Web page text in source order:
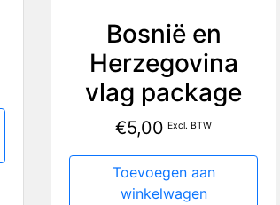
Bosnië en
Herzegovina
vlag package
€5,00 Excl. BTW
Toevoegen aan
winkelwagen